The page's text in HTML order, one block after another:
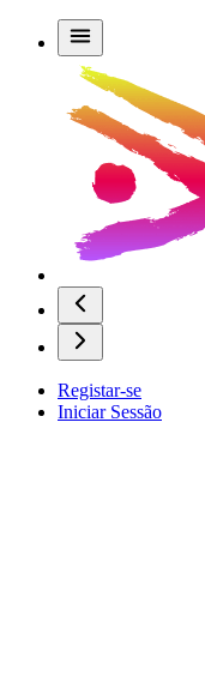
Registar-se
Iniciar Sessão